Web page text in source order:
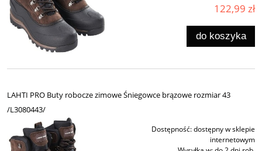
122,99 zł
do koszyka
LAHTI PRO Buty robocze zimowe Śniegowce brązowe rozmiar 43
/L3080443/
Dostępność:dostępny w sklepie
internetowym